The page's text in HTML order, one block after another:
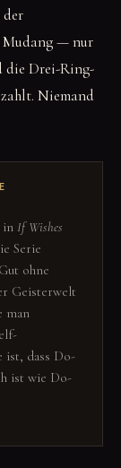
der
Mudang — nur
die Drei-Ring-
Niemand
in If Wishes
Serie
ohne
Geisterwelt
man
ist, dass Do-
ist wie Do-